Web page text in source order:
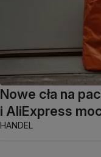
Nowe cła na
i AliExpress
HANDEL